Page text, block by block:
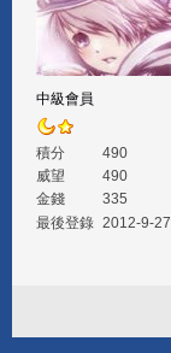
中級會員
積分
490
威望
490
金錢
335
最後登錄 2012-9-27